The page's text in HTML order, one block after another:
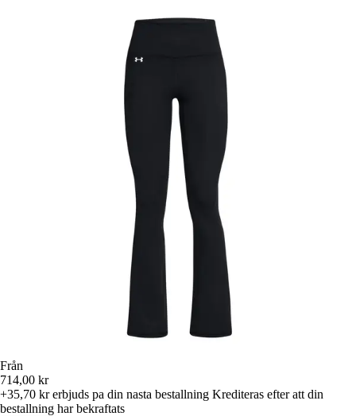
Från
714,00 kr
+35,70 krerbjuds pa din nasta bestallning Krediteras efter att din
bestallning har bekraftats